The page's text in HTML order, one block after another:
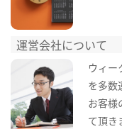
運営会社について
ウィー
を多数
お客様
て頂き